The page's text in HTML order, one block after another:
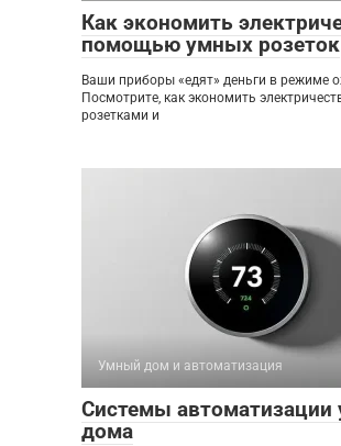
Как экономить
помощью умных розеток
Ваши приборы «едят» деньги в режиме
Посмотрите, как экономить
розетками и
Умный дом и автоматизация
Системы автоматизации
дома